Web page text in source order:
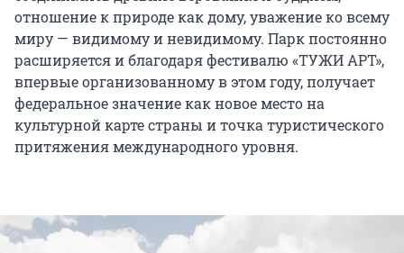
отношение к природе как дому, уважение ко всему
миру — видимому и невидимому. Парк постоянно
расширяется и благодаря фестивалю «ТУЖИ АРТ»,
впервые организованному в этом году, получает
федеральное значение как новое место на
культурной карте страны и точка туристического
притяжения международного уровня.